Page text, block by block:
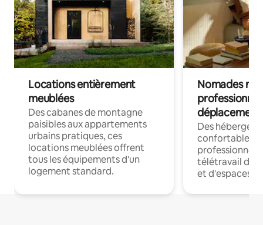
Locations entièrement
meublées
Des cabanes de montagne
paisibles aux appartements
urbains pratiques, ces
locations meublées offrent
tous les équipements d'un
logement standard.
Nomades
déplacement
Des
confortables
professionnels
télétravail
et d'espaces